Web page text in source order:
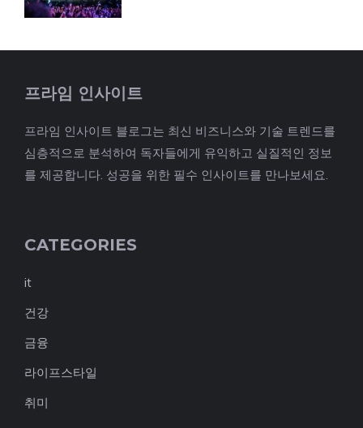
프라임 인사이트
프라임 인사이트 블로그는 최신 비즈니스와 기술 트렌드를
심층적으로 분석하여 독자들에게 유익하고 실질적인 정보
를 제공합니다. 성공을 위한 필수 인사이트를 만나보세요.
CATEGORIES
it
건강
금융
라이프스타일
취미